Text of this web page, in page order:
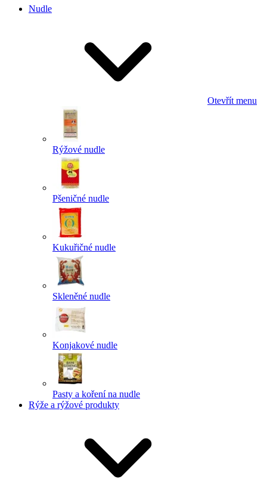
Nudle
Otevřít menu
Rýžové nudle
Pšeničné nudle
Kukuřičné nudle
Skleněné nudle
Konjakové nudle
Pasty a koření na nudle
Rýže a rýžové produkty